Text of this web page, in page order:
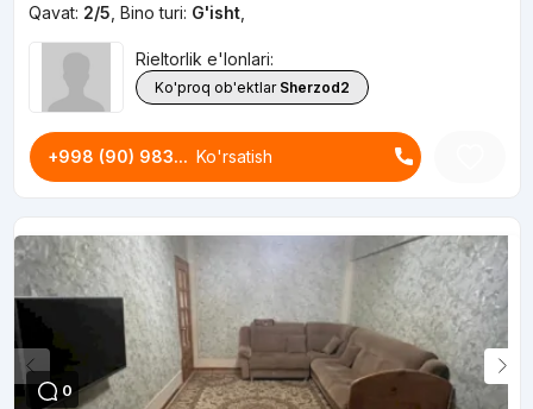
Qavat: 2/5 Bino turi: G'isht,
Rieltorlik e'lonlari:
Ko'proq ob'ektlar Sherzod2
+998 (90) 983... Ko'rsatish
0